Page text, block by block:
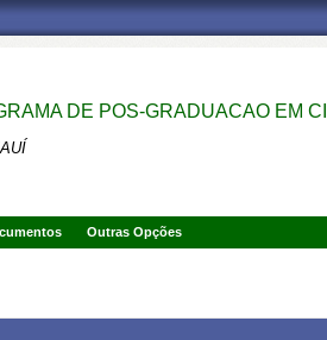
DE POS-GRADUACAO EM
Outras Opções